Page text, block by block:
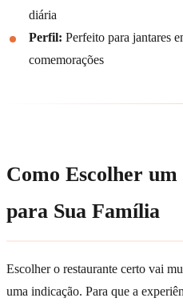
diária
Perfil: Perfeito para jantares
comemorações
Como Escolher
para Sua Família
Escolher o restaurante certo vai
uma indicação. Para que a